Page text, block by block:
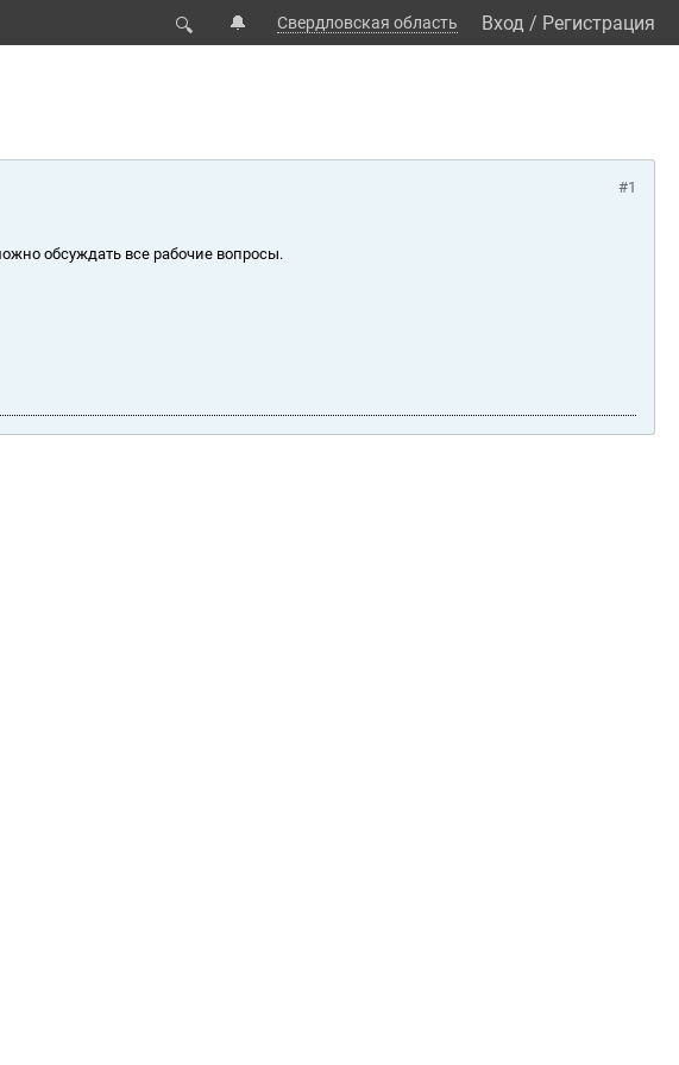
🔍 🔔 Свердловская область Вход / Регистрация
#1
обсуждать все рабочие вопросы.